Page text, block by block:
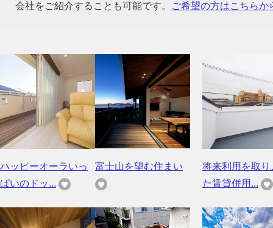
会社をご紹介することも可能です。
ご希望の方はこちらか
ハッピーオーラいっ
ぱいのドッ...
富士山を望む住まい
将来利用を取り
た賃貸併用...